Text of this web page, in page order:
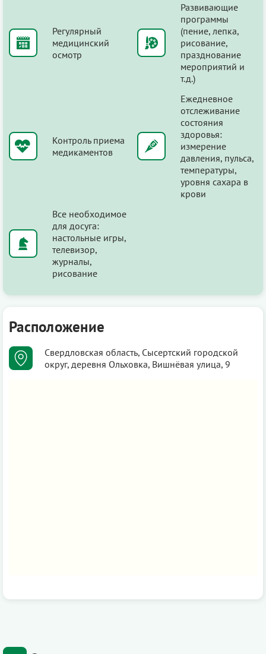
Регулярный
медицинский
осмотр
Развивающие
программы
(пение, лепка,
рисование,
празднование
мероприятий и
т.д.)
Контроль приема
медикаментов
Ежедневное
отслеживание
состояния
здоровья:
измерение
давления, пульса,
температуры,
уровня сахара в
крови
Все необходимое
для досуга:
настольные игры,
телевизор,
журналы,
рисование
Расположение
Свердловская область, Сысертский городской
округ, деревня Ольховка, Вишнёвая улица, 9